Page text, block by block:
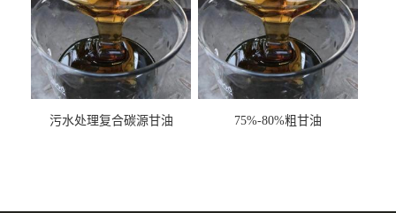
污水处理复合碳源甘油
75%-80%粗甘油